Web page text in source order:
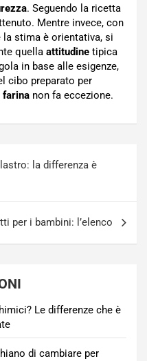
. Seguendo la ricetta
Mentre invece, con
stima è orientativa, si
quella attitudine tipica
in base alle esigenze,
cibo preparato per
farina non fa eccezione.
la differenza è
per i bambini: l’elenco
Le differenze che è
di cambiare per